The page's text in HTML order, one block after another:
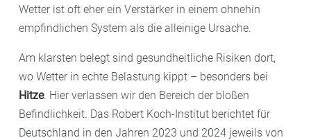
Wetter ist oft eher ein Verstärker in einem ohnehin
empfindlichen System als die alleinige Ursache.
Am klarsten belegt sind gesundheitliche Risiken dort,
wo Wetter in echte Belastung kippt – besonders bei
Hitze. Hier verlassen wir den Bereich der bloßen
Befindlichkeit. Das Robert Koch-Institut berichtet für
Deutschland in den Jahren 2023 und 2024 jeweils von